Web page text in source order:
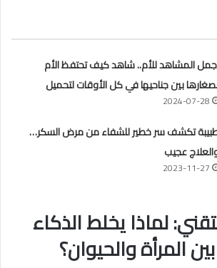
المشاهد للأم.. شاهد كيف تحتفظ الأم
بين جناحيها في كل الأوقات لتحميل
2024-07-28
تكشف سر خطير للشفاء من مرض السكر…
عجيب
2023-11-27
لماذا يخلط الذكاء
المرأة والحيوان؟